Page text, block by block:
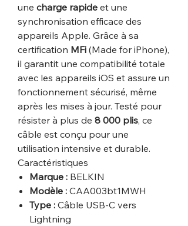
une charge rapide et une
synchronisation efficace des
appareils Apple. Grâce à sa
certification MFi (Made for iPhone),
il garantit une compatibilité totale
avec les appareils iOS et assure un
fonctionnement sécurisé, même
après les mises à jour. Testé pour
résister à plus de 8 000 plis, ce
câble est conçu pour une
utilisation intensive et durable.
Caractéristiques
Marque : BELKIN
Modèle : CAA003bt1MWH
Type : Câble USB-C vers
Lightning